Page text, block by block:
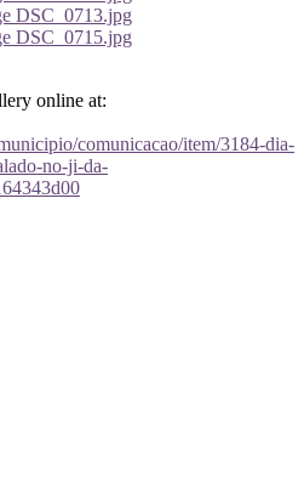
online at:
comunicacao/item/3184-dia-
no-ji-da-